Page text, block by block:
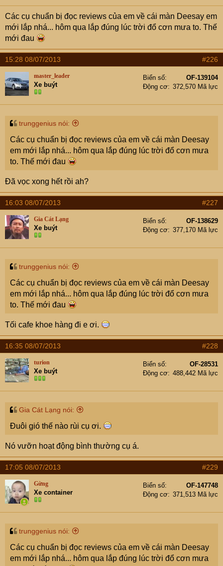
Các cụ chuẩn bị đọc reviews của em về cái màn Deesay em
mới lắp nhá... hôm qua lắp đúng lúc trời đổ cơn mưa to. Thế
mới đau
15:28 08/07/2013 #226
master_leader
Xe buýt
Biển số
OF-139104
Động cơ
372,570 Mã lực
trunggenius nói:
Các cụ chuẩn bị đọc reviews của em về cái màn Deesay
em mới lắp nhá... hôm qua lắp đúng lúc trời đổ cơn mưa
to. Thế mới đau
Đã vọc xong hết rồi ah?
16:03 08/07/2013 #227
Gia Cát Lạng
Xe buýt
Biển số
OF-138629
Động cơ
377,170 Mã lực
trunggenius nói:
Các cụ chuẩn bị đọc reviews của em về cái màn Deesay
em mới lắp nhá... hôm qua lắp đúng lúc trời đổ cơn mưa
to. Thế mới đau
Tối cafe khoe hàng đi e ơi.
16:35 08/07/2013 #228
turion
Xe buýt
Biển số
OF-28531
Động cơ
488,442 Mã lực
Gia Cát Lạng nói:
Đuôi gió thế nào rùi cụ ơi.
Nó vưỡn hoạt động bình thường cụ á.
17:05 08/07/2013 #229
Gừng
Xe container
Biển số
OF-147748
Động cơ
371,513 Mã lực
trunggenius nói:
Các cụ chuẩn bị đọc reviews của em về cái màn Deesay
em mới lắp nhá... hôm qua lắp đúng lúc trời đổ cơn mưa